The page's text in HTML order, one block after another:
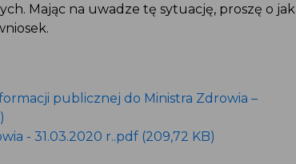
Mając na uwadze tę sytuację, proszę o jak
publicznej do Ministra Zdrowia –
- 31.03.2020 r..pdf (209,72 KB)